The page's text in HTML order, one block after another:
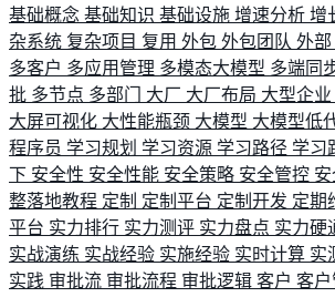
基础概念 基础知识 基础设施 增速分析 增
杂系统 复杂项目 复用 外包 外包团队 外部
多客户 多应用管理 多模态大模型 多端同
批 多节点 多部门 大厂 大厂布局 大型企业
大屏可视化 大性能瓶颈 大模型 大模型低
程序员 学习规划 学习资源 学习路径 学习
下 安全性 安全性能 安全策略 安全管控
整落地教程 定制 定制平台 定制开发 定期
平台 实力排行 实力测评 实力盘点 实力硬
实战演练 实战经验 实施经验 实时计算 实
实践 审批流 审批流程 审批逻辑 客户 客户